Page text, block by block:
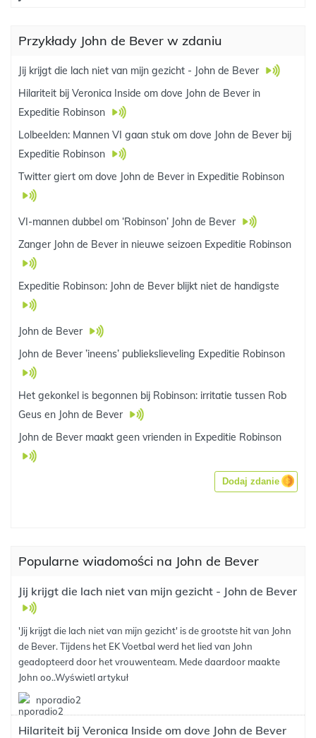
Przykłady John de Bever w zdaniu
Jij krijgt die lach niet van mijn gezicht - John de Bever
Hilariteit bij Veronica Inside om dove John de Bever in
Expeditie Robinson
Lolbeelden: Mannen VI gaan stuk om dove John de Bever bij
Expeditie Robinson
Twitter giert om dove John de Bever in Expeditie Robinson
VI-mannen dubbel om ‘Robinson’ John de Bever
Zanger John de Bever in nieuwe seizoen Expeditie Robinson
Expeditie Robinson: John de Bever blijkt niet de handigste
John de Bever
John de Bever ’ineens’ publiekslieveling Expeditie Robinson
Het gekonkel is begonnen bij Robinson: irritatie tussen Rob
Geus en John de Bever
John de Bever maakt geen vrienden in Expeditie Robinson
Dodaj zdanie
Popularne wiadomości na John de Bever
Jij krijgt die lach niet van mijn gezicht - John de Bever
'Jij krijgt die lach niet van mijn gezicht' is de grootste hit van John
de Bever. Tijdens het EK Voetbal werd het lied van John
geadopteerd door het vrouwenteam. Mede daardoor maakte
John oo..Wyświetl artykuł
nporadio2
Hilariteit bij Veronica Inside om dove John de Bever